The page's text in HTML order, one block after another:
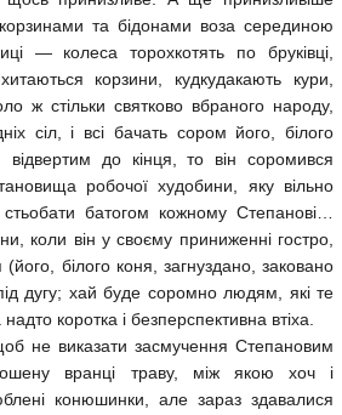
корзинами та бідонами воза серединою
— колеса торохкотять по бруківці,
корзини, кудкудакають кури,
ж стільки святково вбраного народу,
сіл, і всі бачать сором його, білого
до кінця, то він соромився
робочої худобини, яку вільно
батогом кожному Степанові…
коли він у своєму приниженні гостро,
білого коня, загнуздано, заковано
дугу; хай буде соромно людям, які те
коротка і безперспективна втіха.
не виказати засмучення Степановим
вранці траву, між якою хоч і
конюшинки, але зараз здавалися